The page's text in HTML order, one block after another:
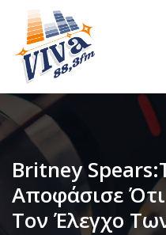
Britney
Αποφάσισε
Τον Έλεγχο